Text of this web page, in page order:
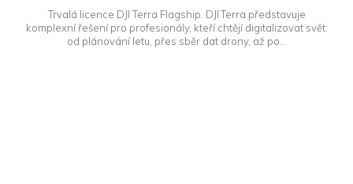
Trvalá licence DJI Terra Flagship. DJI Terra představuje
komplexní řešení pro profesionály, kteří chtějí digitalizovat svět:
od plánování letu, přes sběr dat drony, až po...